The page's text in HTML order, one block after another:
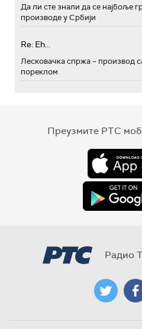
Да ли сте знали да се најбоље
производе у Србији
Re: Eh...
Лесковачка спржа – производ
пореклом
Преузмите РТС
Радио